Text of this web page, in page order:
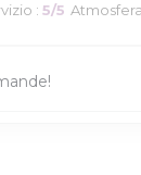
: 5/5 Atmosfera